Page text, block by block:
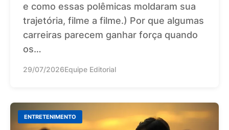
e como essas polêmicas moldaram sua
trajetória, filme a filme.) Por que algumas
carreiras parecem ganhar força quando
os…
29/07/2026Equipe Editorial
ENTRETENIMENTO